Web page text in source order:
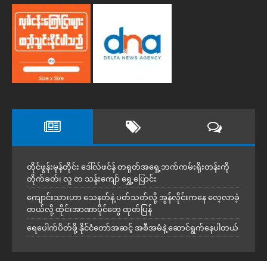
တိုင်ဖွန်းမုန်တိုင်း ဒေါ်လ်ဖင်န် တရုတ်အရှေ့ဘက်ကမ်းရိုးတန်းကို
တိုက်ခတ်၊ လူ တ သန်းကျော် ရွှေ့ပြောင်း
ကျောင်းသားဟာ သေနတ်နဲ့ ပတ်သတ်လို့ အွန်လိုင်းကနေ လေ့လာခဲ့
တယ်လို့ ထိုင်းအာဏာပိုင်တွေ ထုတ်ပြန်
ရေပေါက်ပိတ်ဖို့ နိုင်ငံတော်အဆင့် အစီအမံနဲ့ ဆောင်ရွက်နေပါတယ်